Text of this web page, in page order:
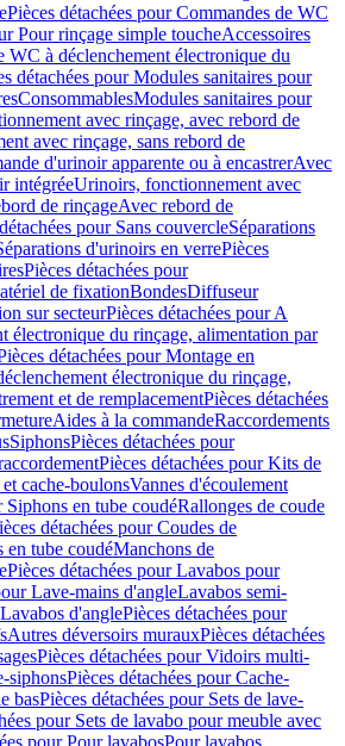
Pièces détachées pour Commandes de WC
Pour rinçage simple toucheAccessoires
WC à déclenchement électronique du
détachées pour Modules sanitaires pour
ConsommablesModules sanitaires pour
avec rinçage, avec rebord de
avec rinçage, sans rebord de
d'urinoir apparente ou à encastrerAvec
intégréeUrinoirs, fonctionnement avec
de rinçageAvec rebord de
pour Sans couvercleSéparations
d'urinoirs en verrePièces
Pièces détachées pour
de fixationBondesDiffuseur
sur secteurPièces détachées pour A
électronique du rinçage, alimentation par
détachées pour Montage en
électronique du rinçage,
et de remplacementPièces détachées
Aides à la commandeRaccordements
SiphonsPièces détachées pour
Pièces détachées pour Kits de
cache-boulonsVannes d'écoulement
Siphons en tube coudéRallonges de coude
détachées pour Coudes de
en tube coudéManchons de
Pièces détachées pour Lavabos pour
Lave-mains d'angleLavabos semi-
Lavabos d'anglePièces détachées pour
Autres déversoirs murauxPièces détachées
Pièces détachées pour Vidoirs multi-
siphonsPièces détachées pour Cache-
basPièces détachées pour Sets de lave-
pour Sets de lavabo pour meuble avec
pour Pour lavabosPour lavabos